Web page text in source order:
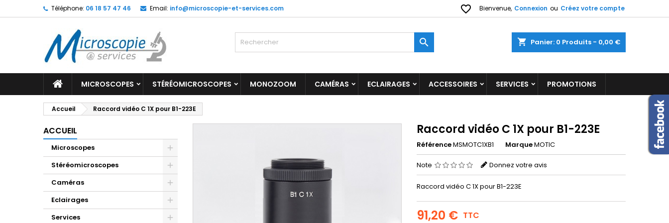
Téléphone: 06 18 57 47 46 Email: info@microscopie-et-services.com Bienvenue, Connexion ou Créez votre compte
favorite_border
shopping_cart Panier: 0 Produits - 0,00 €

MICROSCOPES STÉRÉOMICROSCOPES MONOZOOM CAMÉRAS ECLAIRAGES ACCESSOIRES SERVICES PROMOTIONS
Accueil Raccord vidéo C 1X pour B1-223E
ACCUEIL
Microscopes
Stéréomicroscopes
Caméras
Eclairages
Services
Raccord vidéo C 1X pour B1-223E
RéférenceMSMOTC1XB1 MarqueMOTIC
Note Donnez votre avis
Raccord vidéo C 1X pour B1-223E
91,20 € TTC